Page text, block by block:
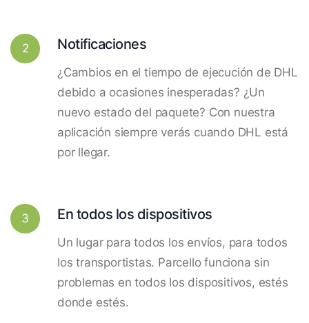
2 Notificaciones
¿Cambios en el tiempo de ejecución de DHL
debido a ocasiones inesperadas? ¿Un
nuevo estado del paquete? Con nuestra
aplicación siempre verás cuando DHL está
por llegar.
3 En todos los dispositivos
Un lugar para todos los envíos, para todos
los transportistas. Parcello funciona sin
problemas en todos los dispositivos, estés
donde estés.